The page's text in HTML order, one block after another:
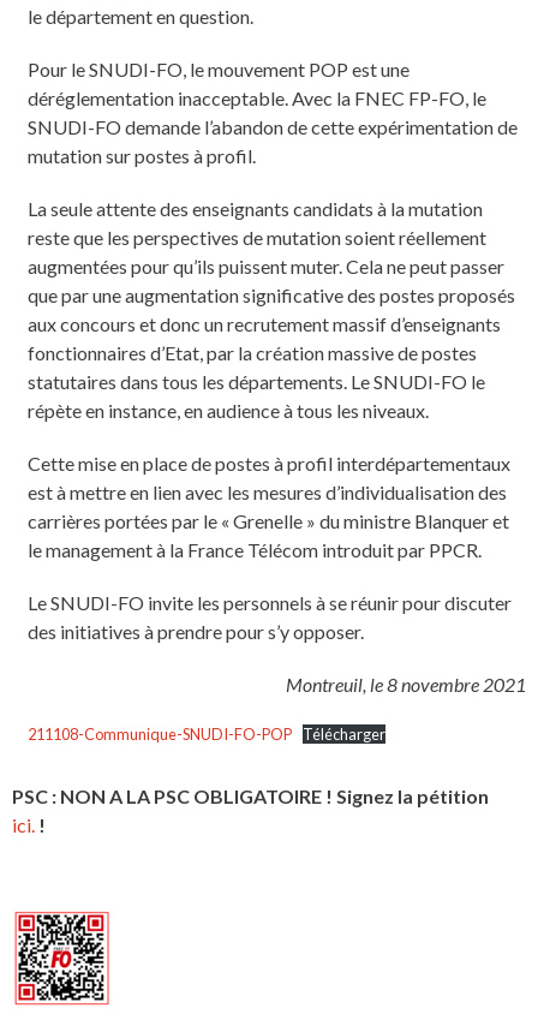
le département en question.
Pour le SNUDI-FO, le mouvement POP est une
déréglementation inacceptable. Avec la FNEC FP-FO, le
SNUDI-FO demande l’abandon de cette expérimentation de
mutation sur postes à profil.
La seule attente des enseignants candidats à la mutation
reste que les perspectives de mutation soient réellement
augmentées pour qu’ils puissent muter. Cela ne peut passer
que par une augmentation significative des postes proposés
aux concours et donc un recrutement massif d’enseignants
fonctionnaires d’Etat, par la création massive de postes
statutaires dans tous les départements. Le SNUDI-FO le
répète en instance, en audience à tous les niveaux.
Cette mise en place de postes à profil interdépartementaux
est à mettre en lien avec les mesures d’individualisation des
carrières portées par le « Grenelle » du ministre Blanquer et
le management à la France Télécom introduit par PPCR.
Le SNUDI-FO invite les personnels à se réunir pour discuter
des initiatives à prendre pour s’y opposer.
Montreuil, le 8 novembre 2021
211108-Communique-SNUDI-FO-POP Télécharger
PSC : NON A LA PSC OBLIGATOIRE ! Signez la pétition
ici. !